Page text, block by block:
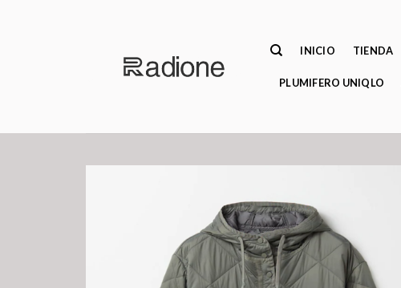
INICIO TIENDA
PLUMIFERO UNIQLO